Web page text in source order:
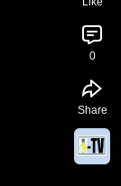
0
Share